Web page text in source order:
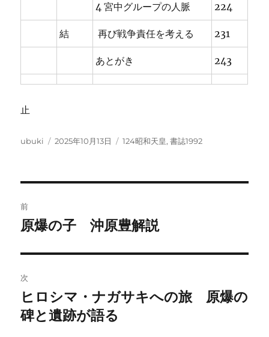
4 宮中グループの人脈 224
結 再び戦争責任を考える 231
あとがき 243
止
投
ubuki
投
2025年10月13日
カ
124昭和天皇,書誌1992
稿
ビ
ゲ
ー
前
前
投
稿:
原爆の子 沖原豊解説
次
次
の
ヒロシマ・ナガサキへの旅 原爆の
碑と遺跡が語る